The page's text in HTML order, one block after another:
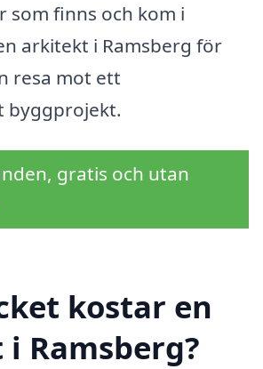
som finns och kom i
arkitekt i Ramsberg för
resa mot ett
byggprojekt.
gratis och utan
kostar en
Ramsberg?